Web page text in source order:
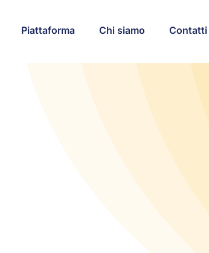
Piattaforma Chi siamo Contatti